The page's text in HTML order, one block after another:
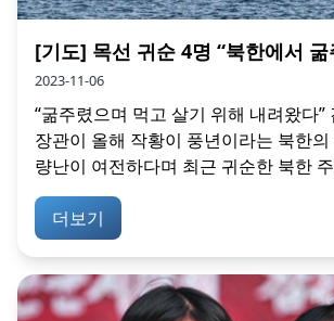
[기도] 목선 귀순 4명 “북한에서 굶
2023-11-06
“굶주렸으며 먹고 살기 위해 내려왔다”
장관이 올해 작황이 풍년이라는 북한
량난이 여전하다며 최근 귀순한 북한
더보기